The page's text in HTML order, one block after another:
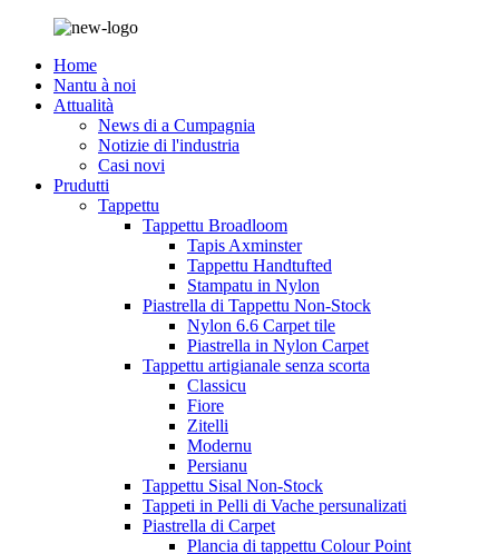
Home
Nantu à noi
Attualità
News di a Cumpagnia
Notizie di l'industria
Casi novi
Prudutti
Tappettu
Tappettu Broadloom
Tapis Axminster
Tappettu Handtufted
Stampatu in Nylon
Piastrella di Tappettu Non-Stock
Nylon 6.6 Carpet tile
Piastrella in Nylon Carpet
Tappettu artigianale senza scorta
Classicu
Fiore
Zitelli
Modernu
Persianu
Tappettu Sisal Non-Stock
Tappeti in Pelli di Vache persunalizati
Piastrella di Carpet
Plancia di tappettu Colour Point